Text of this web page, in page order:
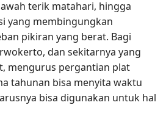
terik matahari, hingga
yang membingungkan
pikiran yang berat. Bagi
dan sekitarnya yang
mengurus pergantian plat
tahunan bisa menyita waktu
bisa digunakan untuk hal